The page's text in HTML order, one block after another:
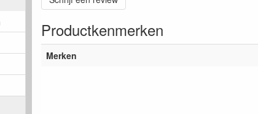
Productkenmerken
Merken